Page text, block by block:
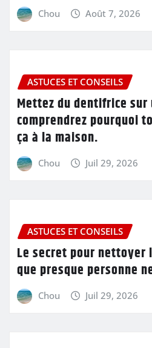
Chou Août 7, 2026
ASTUCES ET CONSEILS
Mettez du dentifrice sur
comprendrez pourquoi
ça à la maison.
Chou Juil 29, 2026
ASTUCES ET CONSEILS
Le secret pour nettoyer
que presque personne
Chou Juil 29, 2026